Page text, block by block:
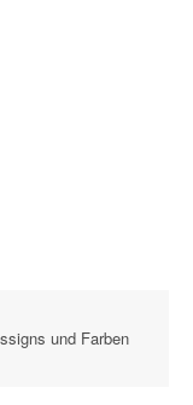
und Farben